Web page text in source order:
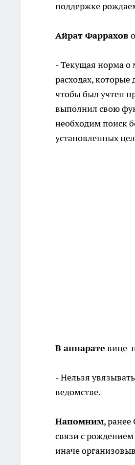
поддержке
Айрат Фаррахов
- Текущая норма о
расходах, которые
чтобы был учтен
выполнил свою
необходим поиск
установленных
В аппарате вице-
- Нельзя увязывать
ведомстве.
Напомним,
связи с
иначе